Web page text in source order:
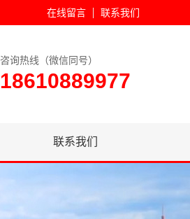
在线留言 联系我们
咨询热线（微信同号）
18610889977
联系我们